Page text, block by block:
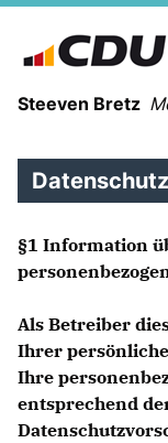
Steeven Bretz
Datenschutz
§1 Information
Als Betreiber
Ihrer
Ihre
entsprechend